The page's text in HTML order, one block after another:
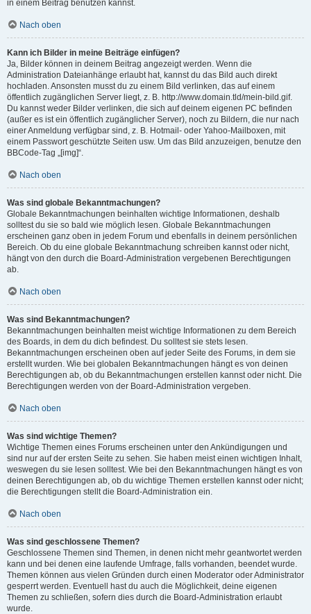
in einem Beitrag benutzen kannst.
Nach oben
Kann ich Bilder in meine Beiträge einfügen?
Ja, Bilder können in deinem Beitrag angezeigt werden. Wenn die
Administration Dateianhänge erlaubt hat, kannst du das Bild auch direkt
hochladen. Ansonsten musst du zu einem Bild verlinken, das auf einem
öffentlich zugänglichen Server liegt, z. B. http://www.domain.tld/mein-bild.gif.
Du kannst weder Bilder verlinken, die sich auf deinem eigenen PC befinden
(außer es ist ein öffentlich zugänglicher Server), noch zu Bildern, die nur nach
einer Anmeldung verfügbar sind, z. B. Hotmail- oder Yahoo-Mailboxen, mit
einem Passwort geschützte Seiten usw. Um das Bild anzuzeigen, benutze den
BBCode-Tag „[img]“.
Nach oben
Was sind globale Bekanntmachungen?
Globale Bekanntmachungen beinhalten wichtige Informationen, deshalb
solltest du sie so bald wie möglich lesen. Globale Bekanntmachungen
erscheinen ganz oben in jedem Forum und ebenfalls in deinem persönlichen
Bereich. Ob du eine globale Bekanntmachung schreiben kannst oder nicht,
hängt von den durch die Board-Administration vergebenen Berechtigungen
ab.
Nach oben
Was sind Bekanntmachungen?
Bekanntmachungen beinhalten meist wichtige Informationen zu dem Bereich
des Boards, in dem du dich befindest. Du solltest sie stets lesen.
Bekanntmachungen erscheinen oben auf jeder Seite des Forums, in dem sie
erstellt wurden. Wie bei globalen Bekanntmachungen hängt es von deinen
Berechtigungen ab, ob du Bekanntmachungen erstellen kannst oder nicht. Die
Berechtigungen werden von der Board-Administration vergeben.
Nach oben
Was sind wichtige Themen?
Wichtige Themen eines Forums erscheinen unter den Ankündigungen und
sind nur auf der ersten Seite zu sehen. Sie haben meist einen wichtigen Inhalt,
weswegen du sie lesen solltest. Wie bei den Bekanntmachungen hängt es von
deinen Berechtigungen ab, ob du wichtige Themen erstellen kannst oder nicht;
die Berechtigungen stellt die Board-Administration ein.
Nach oben
Was sind geschlossene Themen?
Geschlossene Themen sind Themen, in denen nicht mehr geantwortet werden
kann und bei denen eine laufende Umfrage, falls vorhanden, beendet wurde.
Themen können aus vielen Gründen durch einen Moderator oder Administrator
gesperrt werden. Eventuell hast du auch die Möglichkeit, deine eigenen
Themen zu schließen, sofern dies durch die Board-Administration erlaubt
wurde.